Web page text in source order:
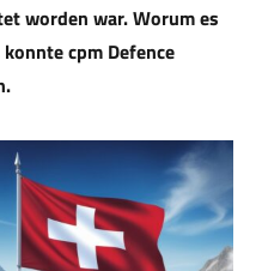
worden war. Worum es
cpm Defence